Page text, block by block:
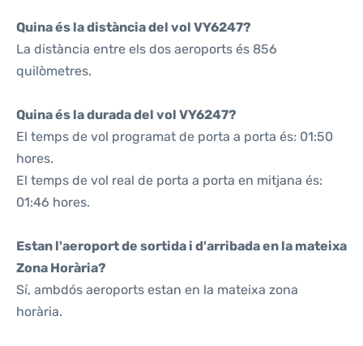
Quina és la distància del vol VY6247?
La distància entre els dos aeroports és 856
quilòmetres.
Quina és la durada del vol VY6247?
El temps de vol programat de porta a porta és: 01:50
hores.
El temps de vol real de porta a porta en mitjana és:
01:46 hores.
Estan l'aeroport de sortida i d'arribada en la mateixa
Zona Horària?
Sí, ambdós aeroports estan en la mateixa zona
horària.